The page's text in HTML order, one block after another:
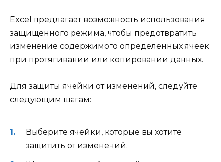
Excel предлагает возможность использования
защищенного режима, чтобы предотвратить
изменение содержимого определенных ячеек
при протягивании или копировании данных.
Для защиты ячейки от изменений, следуйте
следующим шагам:
Выберите ячейки, которые вы хотите
защитить от изменений.